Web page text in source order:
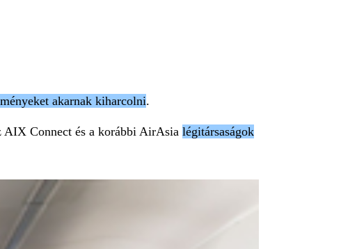
akarnak kiharcolni.
AIX Connect és a korábbi AirAsia légitársaságok